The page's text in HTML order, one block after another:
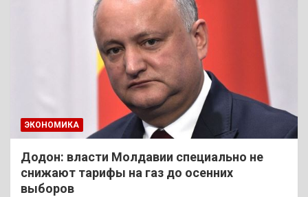
ЭКОНОМИКА
Додон: власти Молдавии специально не
снижают тарифы на газ до осенних
выборов